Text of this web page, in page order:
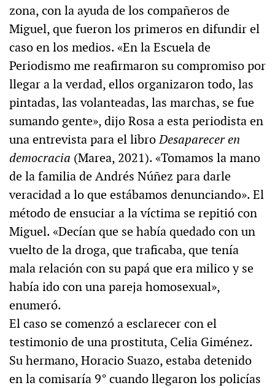
zona, con la ayuda de los compañeros de
Miguel, que fueron los primeros en difundir el
caso en los medios. «En la Escuela de
Periodismo me reafirmaron su compromiso por
llegar a la verdad, ellos organizaron todo, las
pintadas, las volanteadas, las marchas, se fue
sumando gente», dijo Rosa a esta periodista en
una entrevista para el libroDesaparecer en
democracia (Marea, 2021). «Tomamos la mano
de la familia de Andrés Núñez para darle
veracidad a lo que estábamos denunciando». El
método de ensuciar a la víctima se repitió con
Miguel. «Decían que se había quedado con un
vuelto de la droga, que traficaba, que tenía
mala relación con su papá que era milico y se
había ido con una pareja homosexual»,
enumeró.
El caso se comenzó a esclarecer con el
testimonio de una prostituta, Celia Giménez.
Su hermano, Horacio Suazo, estaba detenido
en la comisaría 9° cuando llegaron los policías